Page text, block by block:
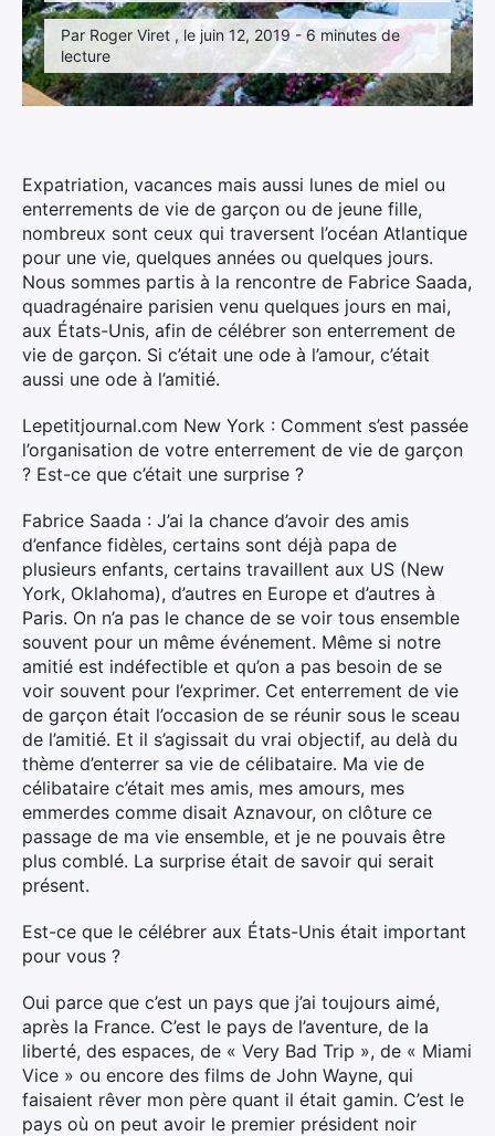
Par Roger Viret , le juin 12, 2019 - 6 minutes de
lecture
Expatriation, vacances mais aussi lunes de miel ou
enterrements de vie de garçon ou de jeune fille,
nombreux sont ceux qui traversent l’océan Atlantique
pour une vie, quelques années ou quelques jours.
Nous sommes partis à la rencontre de Fabrice Saada,
quadragénaire parisien venu quelques jours en mai,
aux États-Unis, afin de célébrer son enterrement de
vie de garçon. Si c’était une ode à l’amour, c’était
aussi une ode à l’amitié.
Lepetitjournal.com New York : Comment s’est passée
l’organisation de votre enterrement de vie de garçon
? Est-ce que c’était une surprise ?
Fabrice Saada : J’ai la chance d’avoir des amis
d’enfance fidèles, certains sont déjà papa de
plusieurs enfants, certains travaillent aux US (New
York, Oklahoma), d’autres en Europe et d’autres à
Paris. On n’a pas le chance de se voir tous ensemble
souvent pour un même événement. Même si notre
amitié est indéfectible et qu’on a pas besoin de se
voir souvent pour l’exprimer. Cet enterrement de vie
de garçon était l’occasion de se réunir sous le sceau
de l’amitié. Et il s’agissait du vrai objectif, au delà du
thème d’enterrer sa vie de célibataire. Ma vie de
célibataire c’était mes amis, mes amours, mes
emmerdes comme disait Aznavour, on clôture ce
passage de ma vie ensemble, et je ne pouvais être
plus comblé. La surprise était de savoir qui serait
présent.
Est-ce que le célébrer aux États-Unis était important
pour vous ?
Oui parce que c’est un pays que j’ai toujours aimé,
après la France. C’est le pays de l’aventure, de la
liberté, des espaces, de « Very Bad Trip », de « Miami
Vice » ou encore des films de John Wayne, qui
faisaient rêver mon père quant il était gamin. C’est le
pays où on peut avoir le premier président noir